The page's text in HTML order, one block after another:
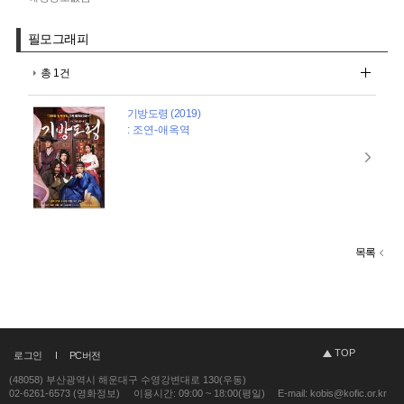
필모그래피
총 1건
기방도령 (2019)
: 조연-애옥역
목록
로그인 PC버전 TOP
(48058) 부산광역시 해운대구 수영강변대로 130(우동)
02-6261-6573 (영화정보)
이용시간: 09:00 ~ 18:00(평일) E-mail: kobis@kofic.or.kr